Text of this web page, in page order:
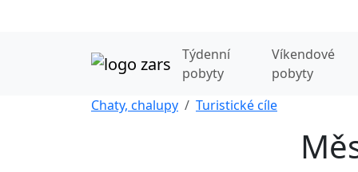
Týdenní
pobyty
Víkendové
pobyty
Chaty, chalupy
Turistické cíle